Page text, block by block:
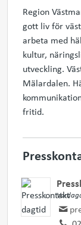
Region
gott liv för
arbeta med
kultur,
utveckling.
Mälardalen.
fritid.